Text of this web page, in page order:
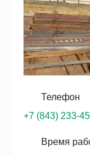
Телефон
+7 (843) 233-
Время